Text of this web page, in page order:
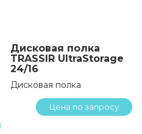
Дисковая полка
TRASSIR UltraStorage
24/16
Дисковая полка
Цена по запросу